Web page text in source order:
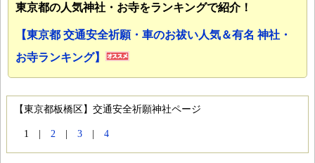
東京都の人気神社・お寺をランキングで紹介！
【東京都 交通安全祈願・車のお祓い人気＆有名 神社・
お寺ランキング】
【東京都板橋区】交通安全祈願神社ページ
1 | 2 | 3 | 4